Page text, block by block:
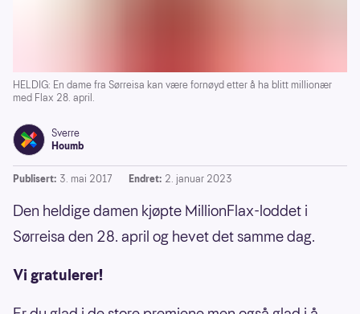
HELDIG: En dame fra Sørreisa kan være fornøyd etter å ha blitt millionær
med Flax 28. april.
Sverre
Houmb
Publisert: 3. mai 2017 Endret: 2. januar 2023
Den heldige damen kjøpte MillionFlax-loddet i
Sørreisa den 28. april og hevet det samme dag.
Vi gratulerer!